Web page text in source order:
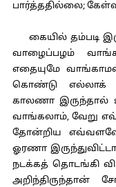
பார்த்ததில்லை;
கையில் தம்படி
வாழைப்பழம்
எதையுமே
கொண்டு எல்லாக்
காலணா இருந்தால்
வாங்கலாம், வேறு
தோன்றிய
ஓரணா
நடக்கத் தொடங்கி
அறிந்திருந்தான்